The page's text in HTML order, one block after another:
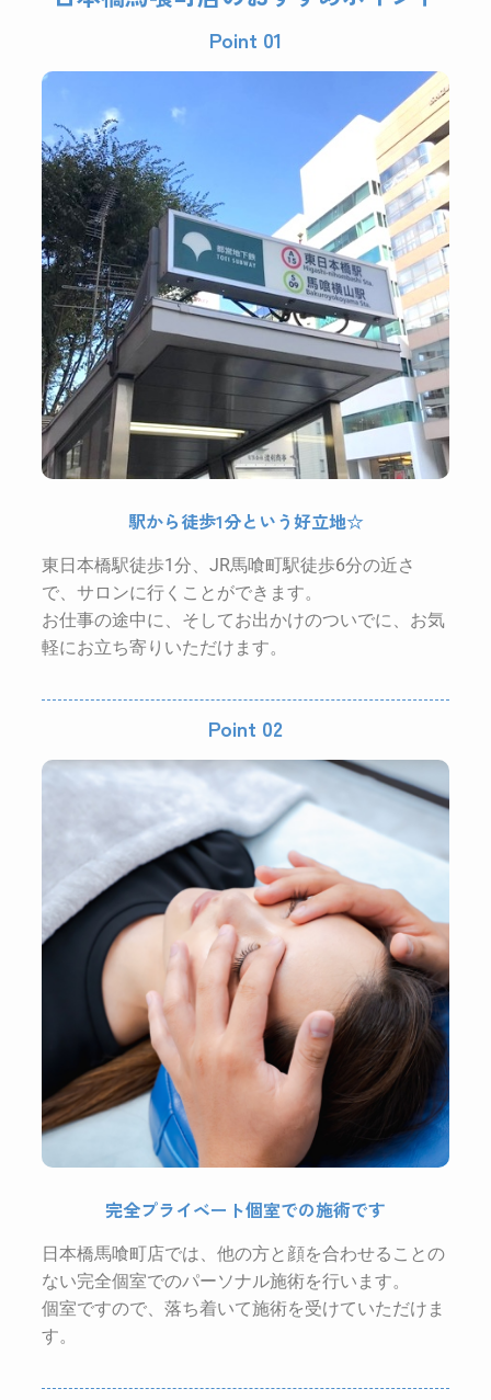
Point 01
駅から徒歩1分という好立地☆
東日本橋駅徒歩1分、JR馬喰町駅徒歩6分の近さ
で、サロンに行くことができます。
お仕事の途中に、そしてお出かけのついでに、お気
軽にお立ち寄りいただけます。
Point 02
完全プライベート個室での施術です
日本橋馬喰町店では、他の方と顔を合わせることの
ない完全個室でのパーソナル施術を行います。
個室ですので、落ち着いて施術を受けていただけま
す。